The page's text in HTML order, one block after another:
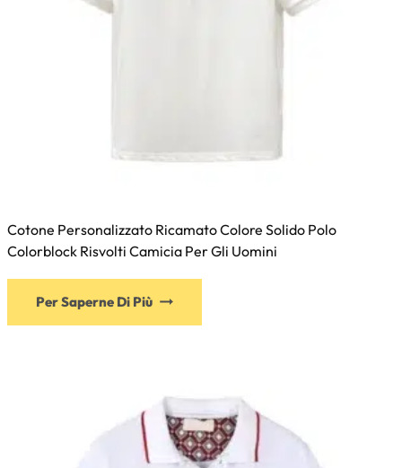
Cotone Personalizzato Ricamato Colore Solido Polo
Colorblock Risvolti Camicia Per Gli Uomini
Per Saperne Di Più